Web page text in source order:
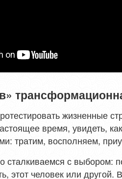
жизненные
время, увидеть,
тратим, восполняем,
сталкиваемся с выбором:
этот человек или